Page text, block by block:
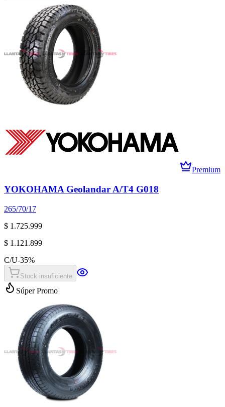
Premium
YOKOHAMA Geolandar A/T4 G018
265/70/17
$ 1.725.999
$ 1.121.899
C/U-35%
Stock insuficiente
Súper Promo